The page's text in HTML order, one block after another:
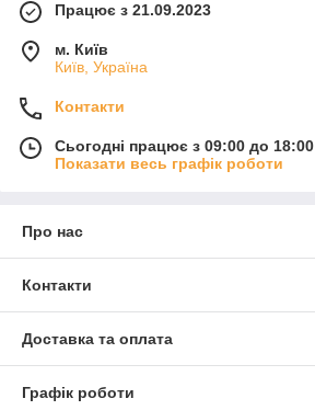
Працює з 21.09.2023
м. Київ
Київ, Україна
Контакти
Сьогодні працює з 09:00 до 18:00
Показати весь графік роботи
Про нас
Контакти
Доставка та оплата
Графік роботи